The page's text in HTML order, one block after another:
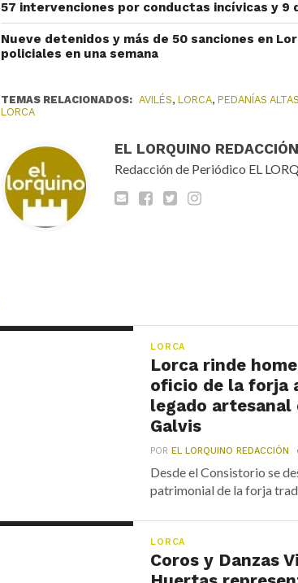
57 intervenciones por conductas incívicas y 9
Nueve detenidos y más de 50 sanciones en
policiales en una semana
TEMAS RELACIONADOS: AVILÉS,LORCA,PEDANÍAS
LORCA
EL LORQUINO REDACCIÓN
Redacción de Periódico EL
LORCA
Lorca rinde
oficio de la forja
legado artesanal
Galvis
POREL LORQUINO REDACCIÓN
Desde el Consistorio se
patrimonial de la forja
LORCA
Coros y Danzas